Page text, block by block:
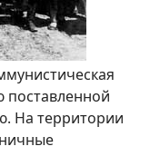
поставленной
На территории